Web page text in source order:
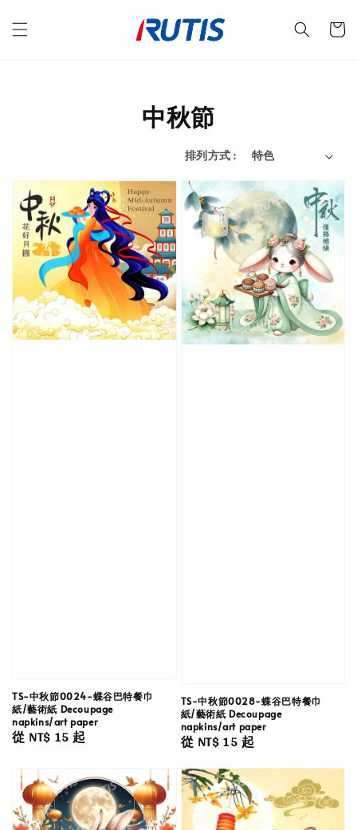
中秋節
排列方式 :
TS-中秋節0024-蝶谷巴特餐巾
紙/藝術紙 Decoupage
napkins/art paper
Regular
從 NT$ 15起
TS-中秋節0028-蝶谷巴特餐巾
紙/藝術紙 Decoupage
napkins/art paper
Regular
從 NT$ 15起